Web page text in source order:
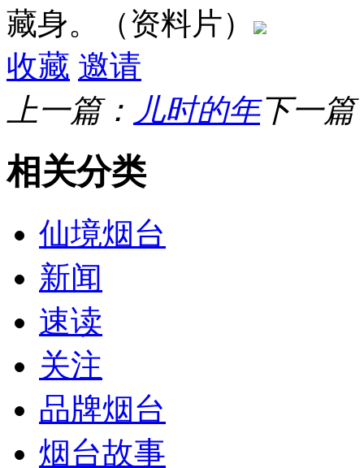
藏身。（资料片）
收藏 邀请
上一篇： 儿时的年下一篇
相关分类
仙境烟台
新闻
速读
关注
品牌烟台
烟台故事